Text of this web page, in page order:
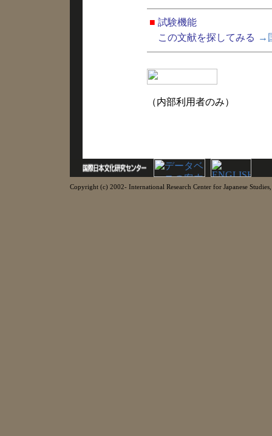
■ 試験機能
この文献を探してみる →
（内部利用者のみ）
Copyright (c) 2002- International Research Center for Japanese